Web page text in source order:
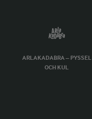
ARLAKADABRA – PYSSEL
OCH KUL